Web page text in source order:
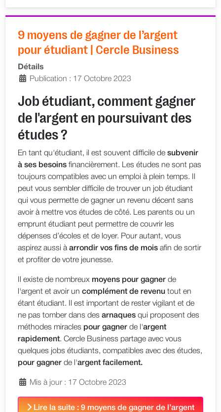
9 moyens de gagner de l’argent
pour étudiant | Cercle Business
Détails
Publication : 17 Octobre 2023
Job étudiant, comment gagner
de l'argent en poursuivant des
études ?
En tant qu'étudiant, il est souvent difficile de subvenir
à ses besoins financièrement. Les études ne sont pas
toujours compatibles avec un emploi à plein temps. Il
peut vous sembler difficile de trouver un job étudiant
qui vous permette de gagner un revenu décent sans
avoir à mettre vos études de côté. Les parents ou un
emprunt étudiant peut permettre de couvrir les
dépenses d’écoles et de loyer. Pour autant, vous
aspirez aussi àarrondir vos fins de mois afin de sortir
et profiter de votre jeunesse.
Il existe de nombreux moyens pour gagner de
l'argent et avoir uncomplément de revenu tout en
étant étudiant. Il est important de rester vigilant et de
ne pas tomber dans desarnaques qui proposent des
méthodes miracles pour gagner de l'argent
rapidement. Cercle Business partage avec vous
quelques jobs étudiants, compatibles avec des études,
pour gagner de l'argent facilement.
Mis à jour : 17 Octobre 2023
Lire la suite : 9 moyens de gagner de l’argent